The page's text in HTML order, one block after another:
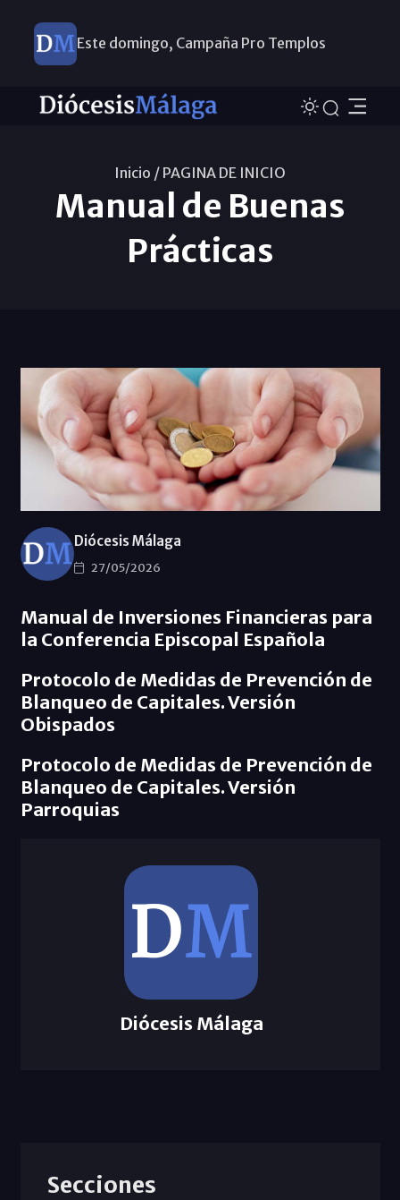
Este domingo, Campaña Pro Templos
Inicio / PAGINA DE INICIO
Manual de Buenas
Prácticas
Diócesis Málaga
27/05/2026
Manual de Inversiones Financieras para
la Conferencia Episcopal Española
Protocolo de Medidas de Prevención de
Blanqueo de Capitales. Versión
Obispados
Protocolo de Medidas de Prevención de
Blanqueo de Capitales. Versión
Parroquias
Diócesis Málaga
Secciones